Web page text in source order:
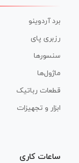
برد آردوینو
رزبری پای
سنسورها
ماژول‌ها
قطعات رباتیک
ابزار و تجهیزات
ساعات کاری